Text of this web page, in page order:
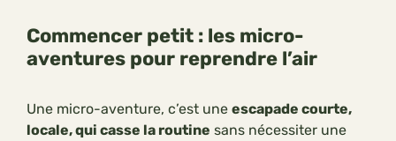
Commencer petit : les micro-
aventures pour reprendre l’air
Une micro-aventure, c’est une escapade courte,
locale, qui casse la routine sans nécessiter une